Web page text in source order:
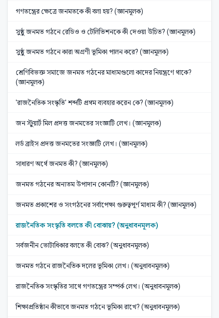
গণতন্ত্রের ক্ষেত্রে জনমতকে কী বলা হয়? (জ্ঞানমূলক)
সুষ্ঠু জনমত গঠনে রেডিও ও টেলিভিশনকে কী দেওয়া উচিত? (জ্ঞানমূলক)
সুষ্ঠু জনমত গঠনে কারা অগ্রণী ভূমিকা পালন করে? (জ্ঞানমূলক)
শ্রেণিবিভক্ত সমাজে জনমত গঠনের মাধ্যমগুলো কাদের নিয়ন্ত্রণে থাকে?
(জ্ঞানমূলক)
'রাজনৈতিক সংস্কৃতি' শব্দটি প্রথম ব্যবহার করেন কে? (জ্ঞানমূলক)
জন স্টুয়ার্ট মিল প্রদত্ত জনমতের সংজ্ঞাটি লেখ। (জ্ঞানমূলক)
লর্ড ব্রাইস প্রদত্ত জনমতের সংজ্ঞাটি লেখ। (জ্ঞানমূলক)
সাধারণ অর্থে জনমত কী? (জ্ঞানমূলক)
জনমত গঠনের অন্যতম উপাদান কোনটি? (জ্ঞানমূলক)
জনমত প্রকাশের ও সংগঠনের সর্বাপেক্ষা গুরুত্বপূর্ণ মাধ্যম কী? (জ্ঞানমূলক)
রাজনৈতিক সংস্কৃতি বলতে কী বোঝায়? (অনুধাবনমূলক)
সর্বজনীন ভোটাধিকার বলতে কী বোঝ? (অনুধাবনমূলক)
জনমত গঠনে রাজনৈতিক দলের ভূমিকা লেখ। (অনুধাবনমূলক)
রাজনৈতিক সংস্কৃতির সাথে গণতন্ত্রের সম্পর্ক লেখ। (অনুধাবনমূলক)
শিক্ষাপ্রতিষ্ঠান কীভাবে জনমত গঠনে ভূমিকা রাখে? (অনুধাবনমূলক)